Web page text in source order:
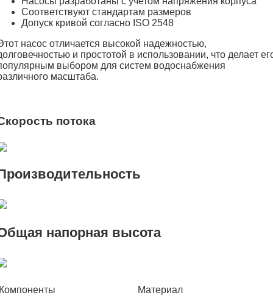
Соответствуют стандартам размеров
Допуск кривой согласно ISO 2548
насос отличается высокой надежностью,
и простотой в использовании, что делает
выбором для систем водоснабжения
масштаба.
потока
напорная высота
Материал